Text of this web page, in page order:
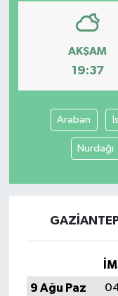
AKŞAM
19:37
Araban
Nurdağı
9 Ağu Paz